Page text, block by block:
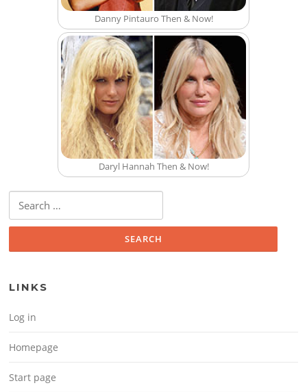
Danny Pintauro Then & Now!
Daryl Hannah Then & Now!
Search for:
LINKS
Log in
Homepage
Start page